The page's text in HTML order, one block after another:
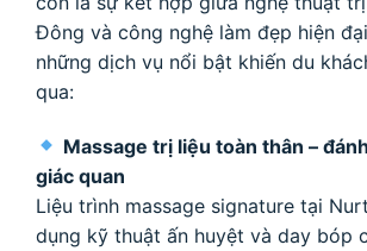
Đông và công nghệ làm đẹp hiện
những dịch vụ nổi bật khiến du
qua:
Massage trị liệu toàn thân –
giác quan
Liệu trình massage signature tại
dụng kỹ thuật ấn huyệt và day bóp